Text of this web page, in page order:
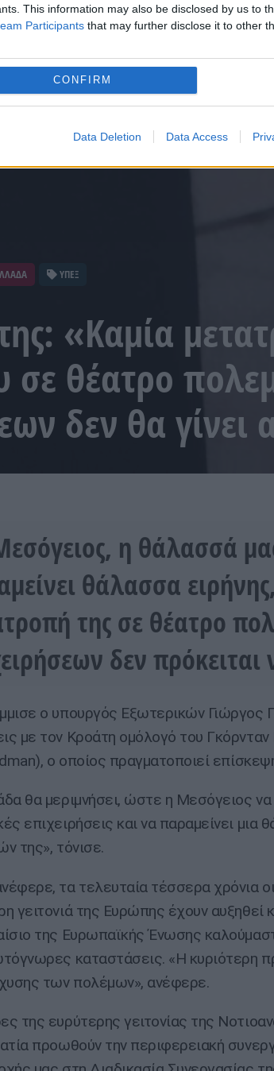
This information may also be disclosed by us to
Participants that may further disclose it to other
CONFIRM
Data Deletion Data Access
ΥΠΕΞ
«Καμία
σε θέατρο
δεν θα γίνει
η θάλασσά
θάλασσα
της σε θέατρο
δεν πρόκειται
ο υπουργός Εξωτερικών Γιώργος
με τον Κροάτη ομόλογό του Γκόρνταν
ο οποίος πραγματοποιεί
θα μεριμνήσει, ώστε η Μεσόγειος
επιχειρήσεις και να παραμείνει
της», τόνισε.
τα τελευταία τέσσερα χρόνια
γειτονιά της Ευρώπης έχουν αυξηθεί
της Ευρωπαϊκής Ένωσης
καταστάσεις. «Η κυριότερη
των πολέμων», ανέφερε.
της ευρύτερης γειτονίας της
προωθούν την περιφερειακή